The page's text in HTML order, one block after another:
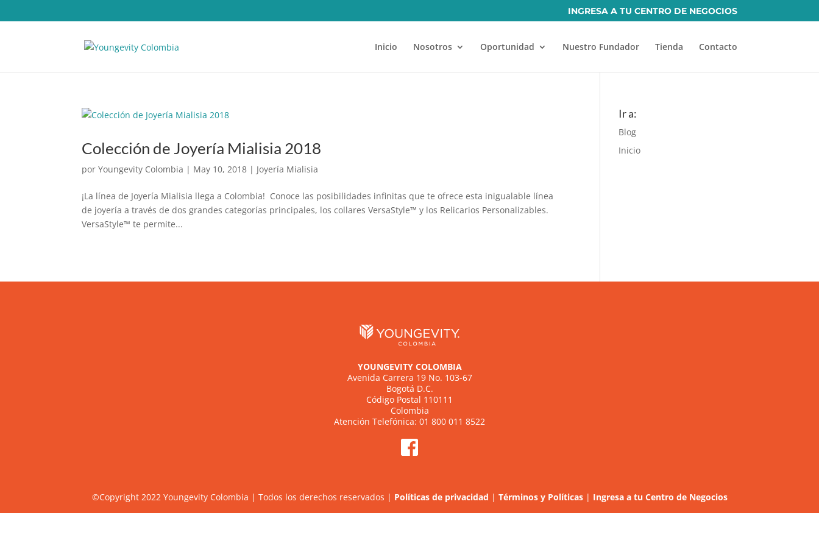
INGRESA A TU CENTRO DE NEGOCIOS
Inicio Nosotros Oportunidad Nuestro Fundador Tienda Contacto
Colección de Joyería Mialisia 2018
porYoungevity Colombia | May 10, 2018 | Joyería Mialisia
¡La línea de Joyería Mialisia llega a Colombia! Conoce las posibilidades infinitas que te ofrece esta inigualable línea
de joyería a través de dos grandes categorías principales, los collares VersaStyle™ y los Relicarios Personalizables.
VersaStyle™ te permite...
Ir a:
Blog
Inicio
YOUNGEVITY COLOMBIA
Avenida Carrera 19 No. 103-67
Bogotá D.C.
Código Postal 110111
Colombia
Atención Telefónica: 01 800 011 8522
©Copyright 2022 Youngevity Colombia | Todos los derechos reservados | Políticas de privacidad | Términos y Políticas| Ingresa a tu Centro de Negocios